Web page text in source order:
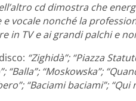
cd dimostra che
vocale nonché la
in TV e ai grandi palchi e
“Zighidà”; “Piazza
“Balla”; “Moskowska”;
“Baciami baciami”; “Qui